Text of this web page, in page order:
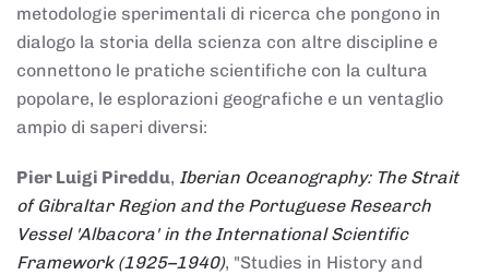
metodologie sperimentali di ricerca che pongono in
dialogo la storia della scienza con altre discipline e
connettono le pratiche scientifiche con la cultura
popolare, le esplorazioni geografiche e un ventaglio
ampio di saperi diversi:
Pier Luigi Pireddu, Iberian Oceanography: The Strait
of Gibraltar Region and the Portuguese Research
Vessel 'Albacora' in the International Scientific
Framework (1925–1940), "Studies in History and